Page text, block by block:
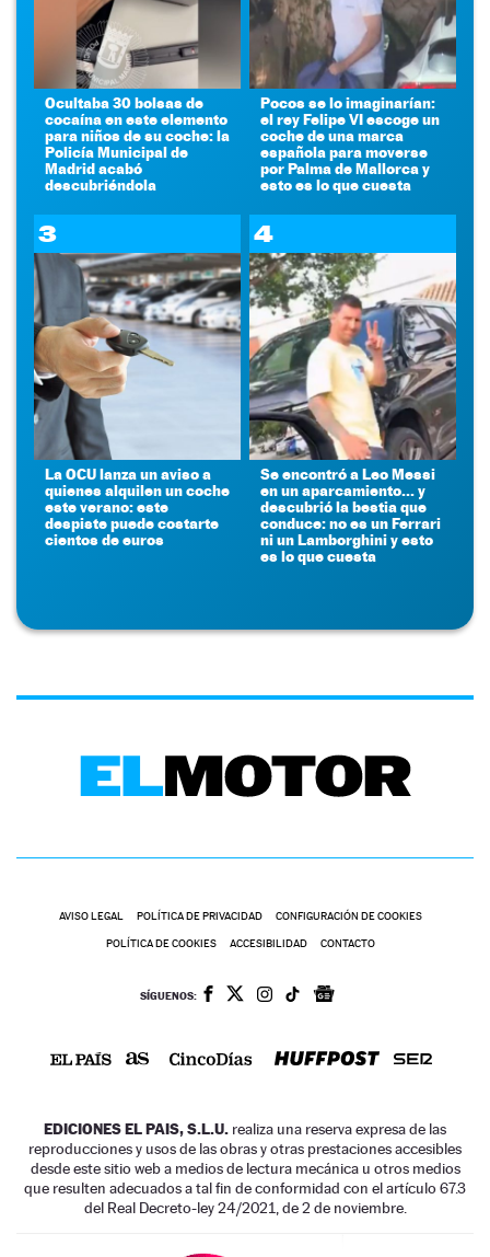
Ocultaba 30 bolsas de
cocaína en este elemento
para niños de su coche: la
Policía Municipal de
Madrid acabó
descubriéndola
Pocos se lo imaginarían:
el rey Felipe VI escoge un
coche de una marca
española para moverse
por Palma de Mallorca y
esto es lo que cuesta
3
La OCU lanza un aviso a
quienes alquilen un coche
este verano: este
despiste puede costarte
cientos de euros
4
Se encontró a Leo Messi
en un aparcamiento... y
descubrió la bestia que
conduce: no es un Ferrari
ni un Lamborghini y esto
es lo que cuesta
AVISO LEGAL POLÍTICA DE PRIVACIDAD CONFIGURACIÓN DE COOKIES
POLÍTICA DE COOKIES ACCESIBILIDAD CONTACTO
SÍGUENOS:
EDICIONES EL PAIS, S.L.U. realiza una reserva expresa de las
reproducciones y usos de las obras y otras prestaciones accesibles
desde este sitio web a medios de lectura mecánica u otros medios
que resulten adecuados a tal fin de conformidad con el artículo 67.3
del Real Decreto-ley 24/2021, de 2 de noviembre.